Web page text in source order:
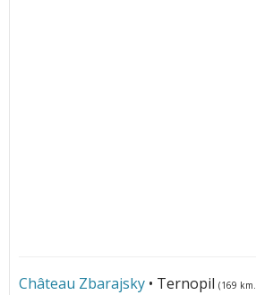
Château Zbarajsky • Ternopil (169